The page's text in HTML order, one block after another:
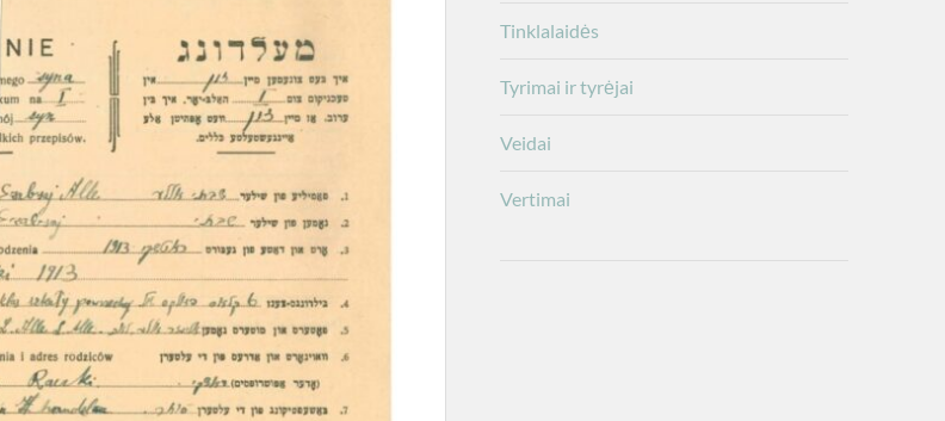
Tinklalaidės
Tyrimai ir tyrėjai
Veidai
Vertimai